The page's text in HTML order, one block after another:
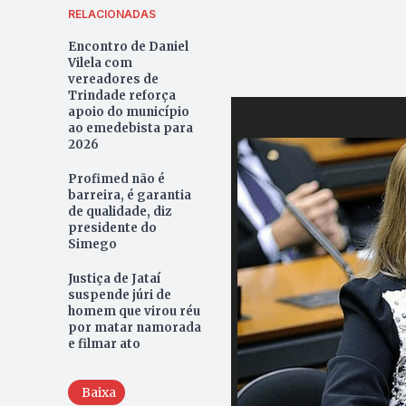
RELACIONADAS
Encontro de Daniel
Vilela com
vereadores de
Trindade reforça
apoio do município
ao emedebista para
2026
Profimed não é
barreira, é garantia
de qualidade, diz
presidente do
Simego
Justiça de Jataí
suspende júri de
homem que virou réu
por matar namorada
e filmar ato
Baixa